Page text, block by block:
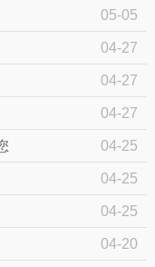
05-05
04-27
04-27
04-27
04-25
04-25
04-25
04-20